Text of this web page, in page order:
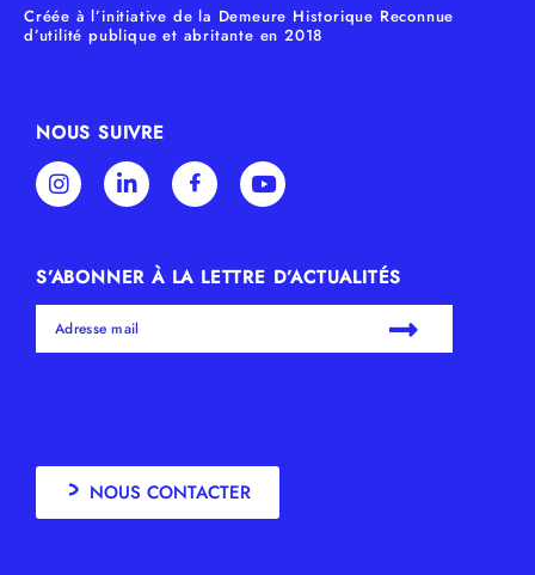
Créée à l’initiative de la Demeure Historique Reconnue
d’utilité publique et abritante en 2018
NOUS SUIVRE
S’ABONNER À LA LETTRE D’ACTUALITÉS
NOUS CONTACTER